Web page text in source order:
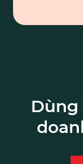
Dùng